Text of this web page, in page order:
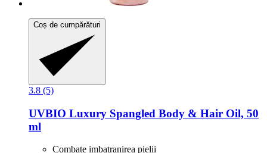
Coș de cumpărături
3.8 (5)
UVBIO Luxury Spangled Body & Hair Oil, 50
ml
Combate imbatranirea pielii